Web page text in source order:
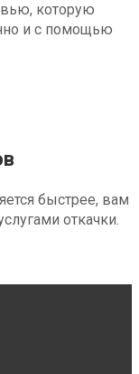
которую
и с помощью
быстрее, вам
откачки.